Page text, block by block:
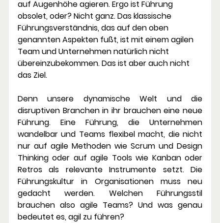
auf Augenhöhe agieren. Ergo ist Führung
obsolet, oder? Nicht ganz. Das klassische
Führungsverständnis, das auf den oben
genannten Aspekten fußt, ist mit einem agilen
Team und Unternehmen natürlich nicht
übereinzubekommen. Das ist aber auch nicht
das Ziel.
Denn unsere dynamische Welt und die
disruptiven Branchen in ihr brauchen eine neue
Führung. Eine Führung, die Unternehmen
wandelbar und Teams flexibel macht, die nicht
nur auf agile Methoden wie Scrum und Design
Thinking oder auf agile Tools wie Kanban oder
Retros als relevante Instrumente setzt. Die
Führungskultur in Organisationen muss neu
gedacht werden. Welchen Führungsstil
brauchen also agile Teams? Und was genau
bedeutet es, agil zu führen?